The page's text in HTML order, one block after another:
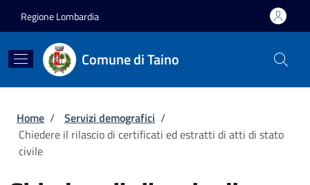
Regione Lombardia
Comune di Taino
Briciole di pane
Home / Servizi demografici /
Chiedere il rilascio di certificati ed estratti di atti di stato
civile